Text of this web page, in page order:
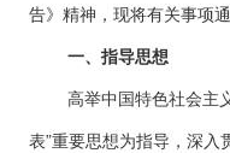
告》精神，现将有关事项
一、指导思想
高举中国特色社会主义
表”重要思想为指导，深